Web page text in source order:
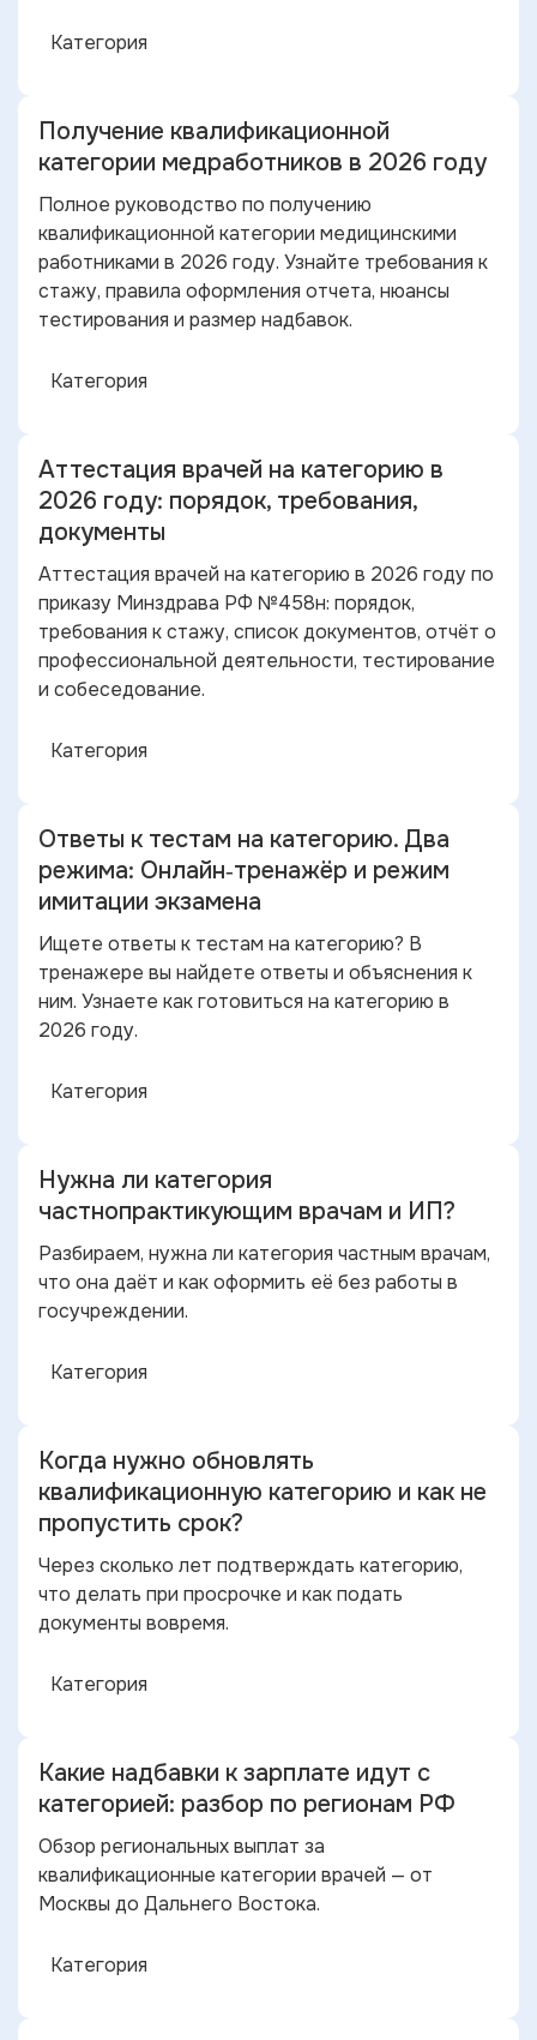
Категория
Получение квалификационной
категории медработников в 2026 году
Полное руководство по получению
квалификационной категории медицинскими
работниками в 2026 году. Узнайте требования к
стажу, правила оформления отчета, нюансы
тестирования и размер надбавок.
Категория
Аттестация врачей на категорию в
2026 году: порядок, требования,
документы
Аттестация врачей на категорию в 2026 году по
приказу Минздрава РФ №458н: порядок,
требования к стажу, список документов, отчёт о
профессиональной деятельности, тестирование
и собеседование.
Категория
Ответы к тестам на категорию. Два
режима: Онлайн‑тренажёр и режим
имитации экзамена
Ищете ответы к тестам на категорию? В
тренажере вы найдете ответы и объяснения к
ним. Узнаете как готовиться на категорию в
2026 году.
Категория
Нужна ли категория
частнопрактикующим врачам и ИП?
Разбираем, нужна ли категория частным врачам,
что она даёт и как оформить её без работы в
госучреждении.
Категория
Когда нужно обновлять
квалификационную категорию и как не
пропустить срок?
Через сколько лет подтверждать категорию,
что делать при просрочке и как подать
документы вовремя.
Категория
Какие надбавки к зарплате идут с
категорией: разбор по регионам РФ
Обзор региональных выплат за
квалификационные категории врачей — от
Москвы до Дальнего Востока.
Категория